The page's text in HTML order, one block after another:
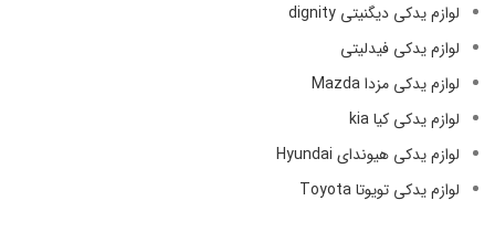
لوازم یدکی دیگنیتی dignity
لوازم یدکی فیدلیتی
لوازم یدکی مزدا Mazda
لوازم یدکی کیا kia
لوازم یدکی هیوندای Hyundai
لوازم یدکی تویوتا Toyota